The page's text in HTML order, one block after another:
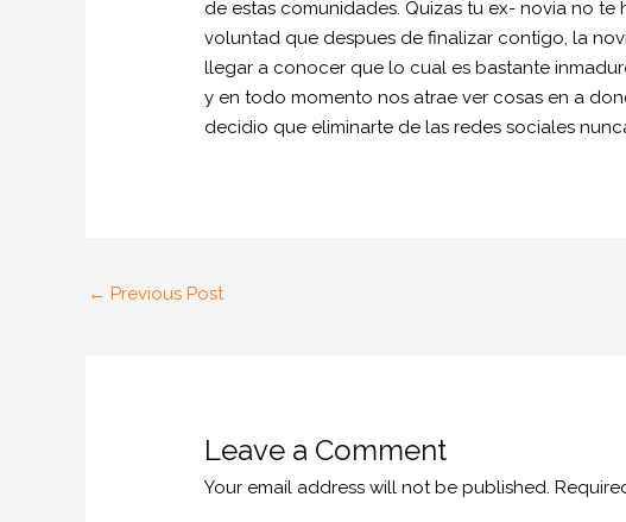
de estas comunidades. Quizas tu ex- novia no
voluntad que despues de finalizar contigo, la
llegar a conocer que lo cual es bastante
y en todo momento nos atrae ver cosas en a
decidio que eliminarte de las redes sociales
← Previous Post
Leave a Comment
Your email address will not be published.